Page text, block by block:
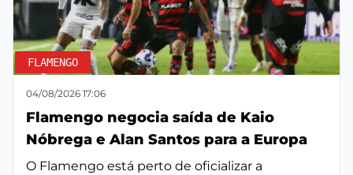
FLAMENGO
04/08/2026 17:06
Flamengo negocia saída de Kaio
Nóbrega e Alan Santos para a Europa
O Flamengo está perto de oficializar a